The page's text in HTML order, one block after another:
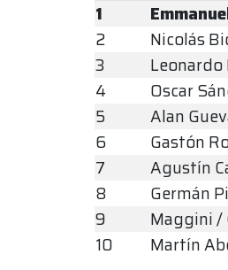
1
2
Nicolás
3
Leonardo
4
Oscar
5
Alan
6
Gastón
7
Agustín
8
Germán
9
Maggini /
10
Martín